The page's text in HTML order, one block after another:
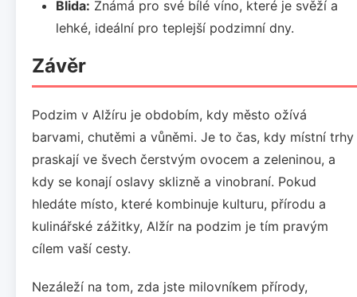
Blida: Známá pro své bílé víno, které je svěží a
lehké, ideální pro teplejší podzimní dny.
Závěr
Podzim v Alžíru je obdobím, kdy město ožívá
barvami, chutěmi a vůněmi. Je to čas, kdy místní trhy
praskají ve švech čerstvým ovocem a zeleninou, a
kdy se konají oslavy sklizně a vinobraní. Pokud
hledáte místo, které kombinuje kulturu, přírodu a
kulinářské zážitky, Alžír na podzim je tím pravým
cílem vaší cesty.
Nezáleží na tom, zda jste milovníkem přírody,